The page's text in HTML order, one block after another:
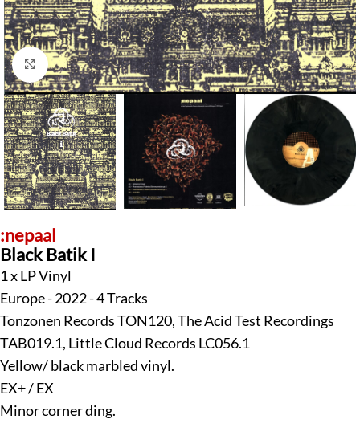
Klick zum Vergrößern
:nepaal
Black Batik I
1 x LP Vinyl
Europe - 2022 - 4 Tracks
Tonzonen Records TON120, The Acid Test Recordings
TAB019.1, Little Cloud Records LC056.1
Yellow/ black marbled vinyl.
EX+ / EX
Minor corner ding.